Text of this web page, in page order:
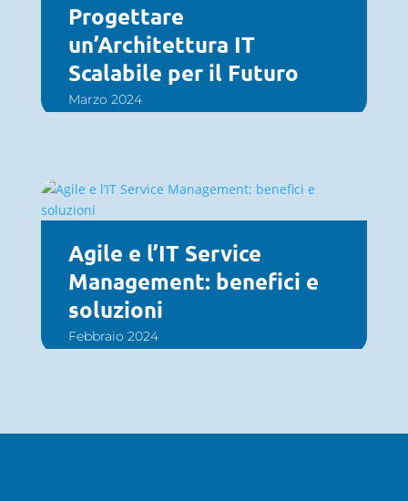
Progettare
un’Architettura IT
Scalabile per il Futuro
Marzo 2024
Agile e l’IT Service
Management: benefici e
soluzioni
Febbraio 2024